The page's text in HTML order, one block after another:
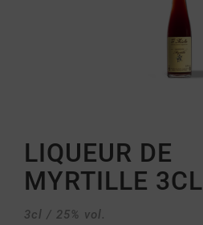
LIQUEUR DE
MYRTILLE 3CL
3cl / 25% vol.